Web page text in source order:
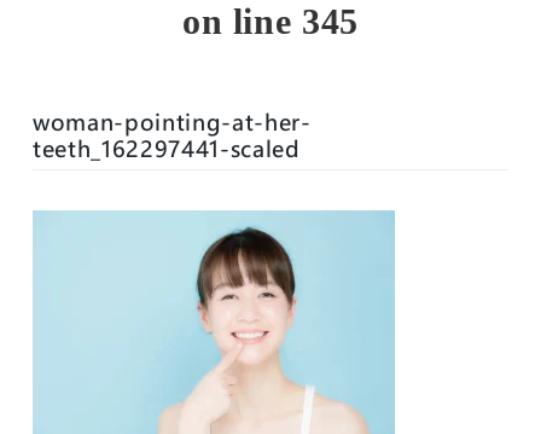
on line 345
woman-pointing-at-her-
teeth_162297441-scaled